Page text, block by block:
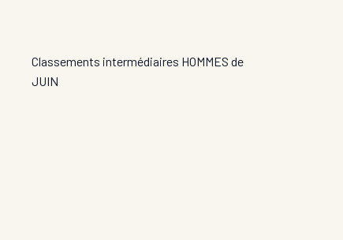
Classements intermédiaires HOMMES de
JUIN